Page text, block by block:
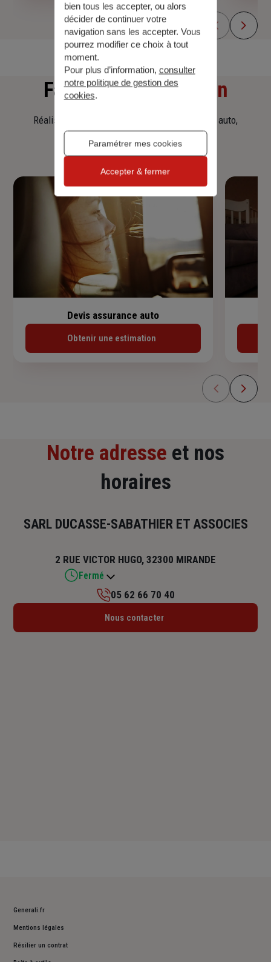
Faitesune simulation
Réalisez une simulation tarifaire d'assurance, auto,
Devis assurance auto
Obtenir une estimation
Notre adresse et nos
horaires
SARL DUCASSE-SABATHIER ET ASSOCIES
2 RUE VICTOR HUGO, 32300 MIRANDE
Fermé
Lundi : 09h – 12h / 14h – 17h30
05 62 66 70 40
Nous contacter
Generali.fr
Mentions légales
Résilier un contrat
bien tous les accepter, ou alors
décider de continuer votre
navigation sans les accepter. Vous
pourrez modifier ce choix à tout
moment.
Pour plus d’information, consulter
notre politique de gestion des
cookies.
Paramétrer mes cookies
Accepter & fermer